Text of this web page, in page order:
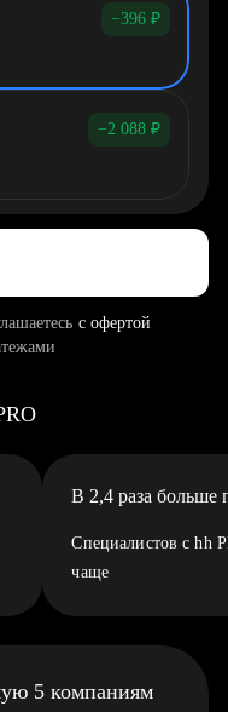
−396 ₽
−2 088 ₽
с офертой
В 2,4 раза больше
Специалистов с hh
чаще
5 компаниям